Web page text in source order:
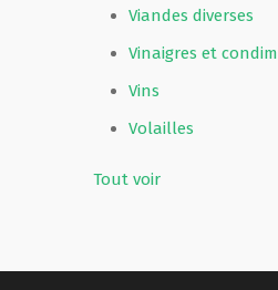
Viandes diverses
Vinaigres et
Vins
Volailles
Tout voir